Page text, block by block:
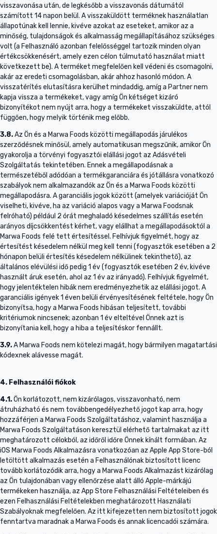
visszavonása után, de legkésőbb a visszavonás dátumától
számított 14 napon belül. A visszaküldött terméknek használatlan
állapotúnak kell lennie, kivéve azokat az eseteket, amikor az a
minőség, tulajdonságok és alkalmasság megállapításához szükséges
volt (a Felhasználó azonban felelősséggel tartozik minden olyan
értékcsökkenésért, amely ezen célon túlmutató használat miatt
következett be). A terméket megfelelően kell védeni és csomagolni,
akár az eredeti csomagolásban, akár ahhoz hasonló módon. A
visszatérítés elutasításra kerülhet mindaddig, amíg a Partner nem
kapja vissza a termékeket, vagy amíg Ön kétséget kizáró
bizonyítékot nem nyújt arra, hogy a termékeket visszaküldte, attól
függően, hogy melyik történik meg előbb.
3.8.Az Ön és a Marwa Foods közötti megállapodás járulékos
szerződésnek minősül, amely automatikusan megszűnik, amikor Ön
gyakorolja a törvényi fogyasztói elállási jogot az Adásvételi
Szolgáltatás tekintetében. Ennek a megállapodásnak a
természetéből adódóan a termékgaranciára és jótállásra vonatkozó
szabályok nem alkalmazandók az Ön és a Marwa Foods közötti
megállapodásra. A garanciális jogok között (amelyek variációját Ön
viselheti, kivéve, ha az variáció alapos vagy a Marwa Foodsnak
felróható) például 2 órát meghaladó késedelmes szállítás esetén
arányos díjcsökkentést kérhet, vagy elállhat a megállapodásoktól a
Marwa Foods felé tett értesítéssel. Felhívjuk figyelmét, hogy az
értesítést késedelem nélkül meg kell tenni (fogyasztók esetében a 2
hónapon belüli értesítés késedelem nélkülinek tekinthető), az
általános elévülési idő pedig 1 év (fogyasztók esetében 2 év, kivéve
használt áruk esetén, ahol az 1 év az irányadó). Felhívjuk figyelmét,
hogy jelentéktelen hibák nem eredményezhetik az elállási jogot. A
garanciális igények 1 éven belüli érvényesítésének feltétele, hogy Ön
bizonyítsa, hogy a Marwa Foods hibásan teljesített, további
kritériumok nincsenek; azonban 1 év elteltével Önnek azt is
bizonyítania kell, hogy a hiba a teljesítéskor fennállt.
3.9.A Marwa Foods nem kötelezi magát, hogy bármilyen magatartási
kódexnek alávesse magát.
4. Felhasználói fiókok
4.1.Ön korlátozott, nem kizárólagos, visszavonható, nem
átruházható és nem továbbengedélyezhető jogot kap arra, hogy
hozzáférjen a Marwa Foods Szolgáltatáshoz, valamint használja a
Marwa Foods Szolgáltatáson keresztül elérhető tartalmakat az itt
meghatározott célokból, az időről időre Önnek kínált formában. Az
iOS Marwa Foods Alkalmazásra vonatkozóan az Apple App Store-ból
letöltött alkalmazás esetén a Felhasználónak biztosított licenc
tovább korlátozódik arra, hogy a Marwa Foods Alkalmazást kizárólag
az Ön tulajdonában vagy ellenőrzése alatt álló Apple-márkájú
termékeken használja, az App Store Felhasználási Feltételeiben és
ezen Felhasználási Feltételekben meghatározott Használati
Szabályoknak megfelelően. Az itt kifejezetten nem biztosított jogok
fenntartva maradnak a Marwa Foods és annak licencadói számára.